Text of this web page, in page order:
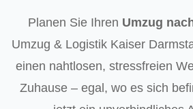
Planen Sie Ihren Umzug
Umzug & Logistik Kaiser
einen nahtlosen, stressfreien
Zuhause – egal, wo es sich